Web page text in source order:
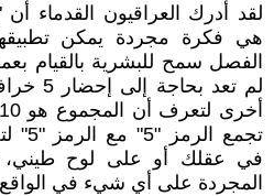
هي فكرة مجردة يمكن
الفصل سمح للبشرية بالقيام
في عقلك أو على لوح طيني،
المجردة على أي شيء في